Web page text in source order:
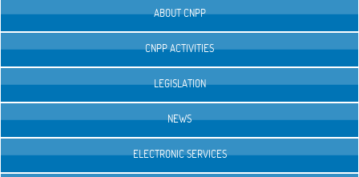
ABOUT CNPP
CNPP ACTIVITIES
LEGISLATION
NEWS
ELECTRONIC SERVICES